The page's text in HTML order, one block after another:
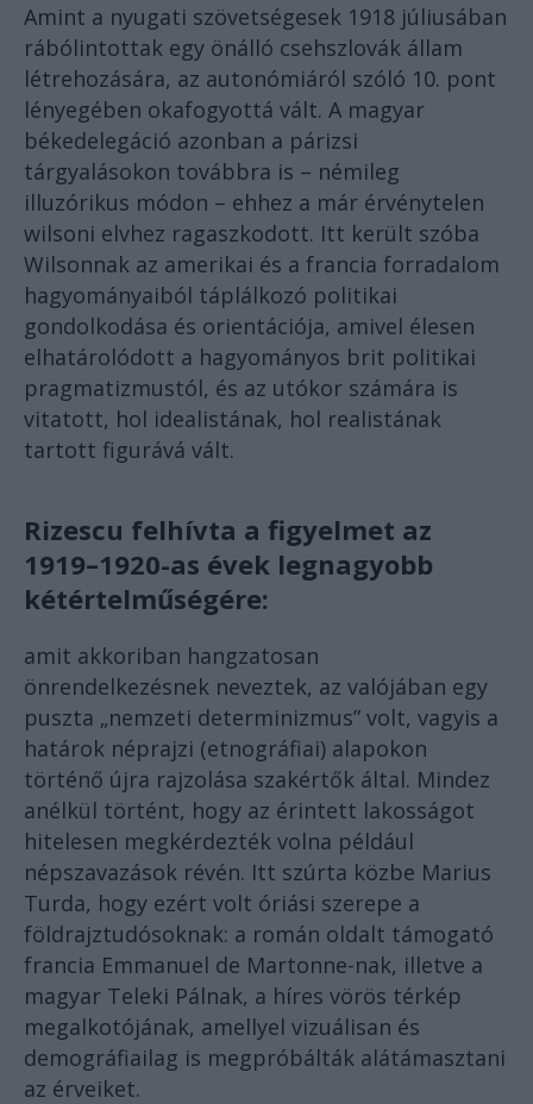
Amint a nyugati szövetségesek 1918 júliusában
rábólintottak egy önálló csehszlovák állam
létrehozására, az autonómiáról szóló 10. pont
lényegében okafogyottá vált. A magyar
békedelegáció azonban a párizsi
tárgyalásokon továbbra is – némileg
illuzórikus módon – ehhez a már érvénytelen
wilsoni elvhez ragaszkodott. Itt került szóba
Wilsonnak az amerikai és a francia forradalom
hagyományaiból táplálkozó politikai
gondolkodása és orientációja, amivel élesen
elhatárolódott a hagyományos brit politikai
pragmatizmustól, és az utókor számára is
vitatott, hol idealistának, hol realistának
tartott figurává vált.
Rizescu felhívta a figyelmet az
1919–1920-as évek legnagyobb
kétértelműségére:
amit akkoriban hangzatosan
önrendelkezésnek neveztek, az valójában egy
puszta „nemzeti determinizmus” volt, vagyis a
határok néprajzi (etnográfiai) alapokon
történő újra rajzolása szakértők által. Mindez
anélkül történt, hogy az érintett lakosságot
hitelesen megkérdezték volna például
népszavazások révén. Itt szúrta közbe Marius
Turda, hogy ezért volt óriási szerepe a
földrajztudósoknak: a román oldalt támogató
francia Emmanuel de Martonne-nak, illetve a
magyar Teleki Pálnak, a híres vörös térkép
megalkotójának, amellyel vizuálisan és
demográfiailag is megpróbálták alátámasztani
az érveiket.